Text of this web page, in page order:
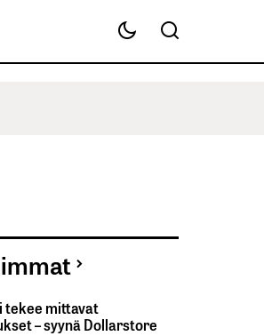
tekee mittavat
– syynä Dollarstore